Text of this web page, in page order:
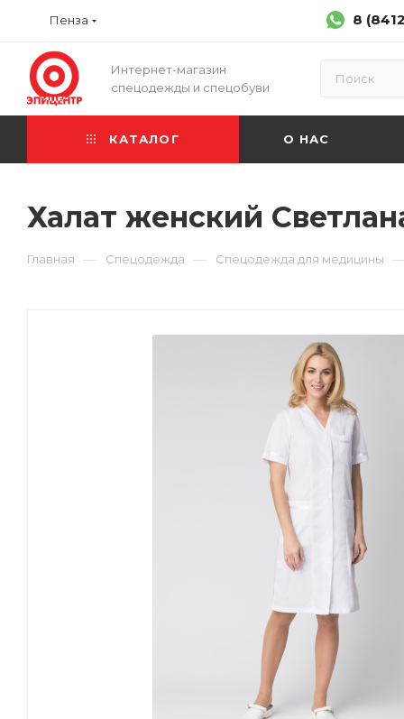
Пенза 8
Интернет-магазин
спецодежды и спецобуви
КАТАЛОГ О НАС
Халат женский
Главная — Спецодежда — Спецодежда для медицины